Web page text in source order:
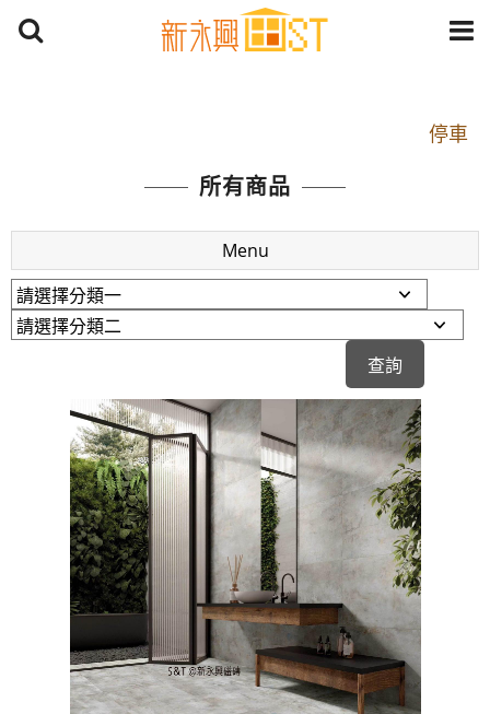
捷運： 中和線【頂溪站 2 號出口】往中山路1段139
LINE官方帳號@a0975005573
開車：中山路1段 到永平路路口(樂華夜市口)門口可
停車
捷運： 中和線【頂溪站 2 號出口】往中山路1段139
號約10分鐘
原Line已滿 無法加Line好友 請親愛的客戶加入
LINE官方帳號@a0975005573
所有商品
Menu